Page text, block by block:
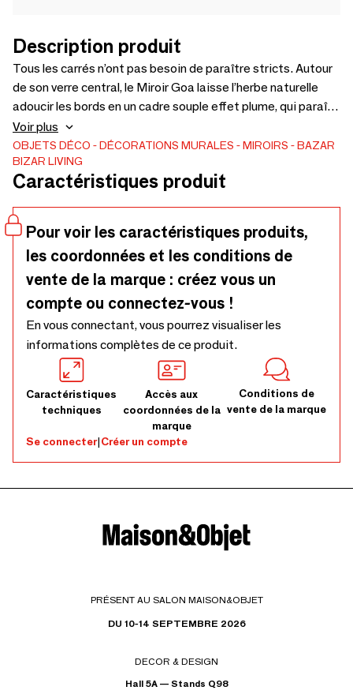
Description produit
Tous les carrés n’ont pas besoin de paraître stricts. Autour
de son verre central, le Miroir Goa laisse l’herbe naturelle
adoucir les bords en un cadre souple effet plume, qui paraît
libre, texturé et plein de mouvement. Sa taille moyenne le
rend facile à placer là où un mur a besoin de détail sans
pièce décorative trop imposante. Pensez aux murs de salle
de bain, couloirs, chambres ou à l’espace au-dessus d’une
que le cadre en herbe ajoute un contour plus tactile. Comme
le cadre est fabriqué en herbe naturelle, chaque pièce peut
présenter de petites différences de direction des fibres, de
ton, de forme et de finition. Dépoussiérez délicatement les
fibres avec un chiffon doux ou une brosse, nettoyez le verre
miroir avec soin et gardez la pièce à l’écart de l’excès
d’humidité, de la chaleur directe, des nettoyants agressifs
et de l’exposition prolongée au soleil afin de préserver sa
texture et sa couleur. Pour obtenir l’aspect plus volumineux
montré dans nos images, les fibres d’herbe peuvent devoir
être assouplies à la vapeur ou soigneusement façonnées à
la main lors de la mise en place. Cette étape est
généralement nécessaire et considérée comme une partie
naturelle de la préparation du produit, aidant la matière à
prendre sa texture et son mouvement prévus.
Voir plus
OBJETS DÉCO DÉCORATIONS MURALES MIROIRS
BAZAR
BIZAR LIVING
Caractéristiques produit
Pour voir les caractéristiques produits,
les coordonnées et les conditions de
vente de la marque : créez vous un
compte ou connectez-vous !
En vous connectant, vous pourrez visualiser les
informations complètes de ce produit.
Caractéristiques
techniques
Accès aux
coordonnées de la
marque
Conditions de
vente de la marque
Se connecter|Créer un compte
PRÉSENT AU SALON MAISON&OBJET
DU 10-14 SEPTEMBRE 2026
DECOR & DESIGN
Hall 5A — Stands Q98